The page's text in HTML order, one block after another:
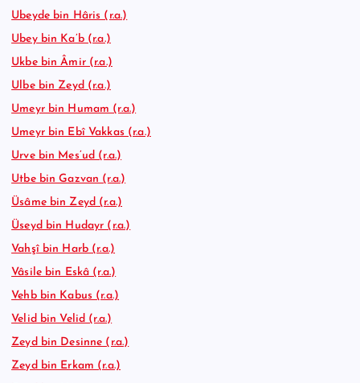
Ubeyde bin Hâris (r.a.)
Ubey bin Ka’b (r.a.)
Ukbe bin Âmir (r.a.)
Ulbe bin Zeyd (r.a.)
Umeyr bin Humam (r.a.)
Umeyr bin Ebî Vakkas (r.a.)
Urve bin Mes’ud (r.a.)
Utbe bin Gazvan (r.a.)
Üsâme bin Zeyd (r.a.)
Üseyd bin Hudayr (r.a.)
Vahşî bin Harb (r.a.)
Vâsile bin Eskâ (r.a.)
Vehb bin Kabus (r.a.)
Velid bin Velid (r.a.)
Zeyd bin Desinne (r.a.)
Zeyd bin Erkam (r.a.)